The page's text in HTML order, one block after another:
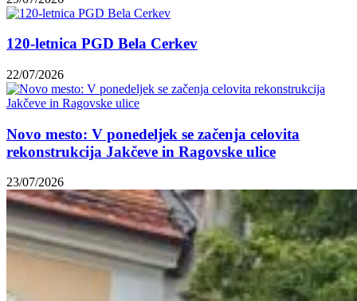
120-letnica PGD Bela Cerkev
22/07/2026
Novo mesto: V ponedeljek se začenja celovita
rekonstrukcija Jakčeve in Ragovske ulice
23/07/2026